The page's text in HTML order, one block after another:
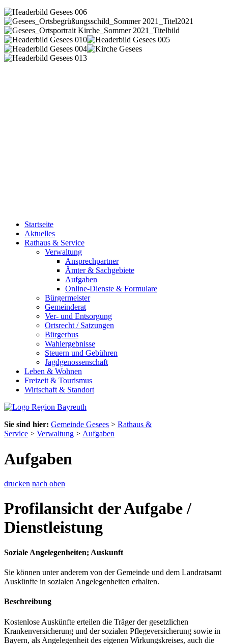
Startseite
Aktuelles
Rathaus & Service
Verwaltung
Ansprechpartner
Ämter & Sachgebiete
Aufgaben
Online-Dienste & Formulare
Bürgermeister
Gemeinderat
Ver- und Entsorgung
Ortsrecht / Satzungen
Bürgerbus
Wahlergebnisse
Steuern und Gebühren
Jagdgenossenschaft
Leben & Wohnen
Freizeit & Tourismus
Wirtschaft & Standort
Sie sind hier: Gemeinde Gesees > Rathaus &
Service > Verwaltung > Aufgaben
Aufgaben
drucken nach oben
Profilansicht der Aufgabe /
Dienstleistung
Soziale Angelegenheiten; Auskunft
Sie können unter anderem von der Gemeinde und dem Landratsamt
Auskünfte in sozialen Angelegenheiten erhalten.
Beschreibung
Kostenlose Auskünfte erteilen die Träger der gesetzlichen
Krankenversicherung und der sozialen Pflegeversicherung sowie in
Bayern, als Angelegenheit des eigenen Wirkungskreises, auch die